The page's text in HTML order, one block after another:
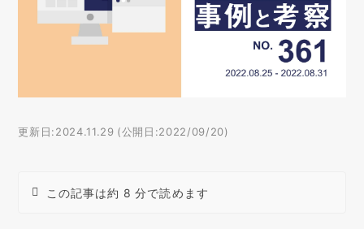
更新日:2024.11.29 (公開日:2022/09/20)
この記事は約 8 分で読めます